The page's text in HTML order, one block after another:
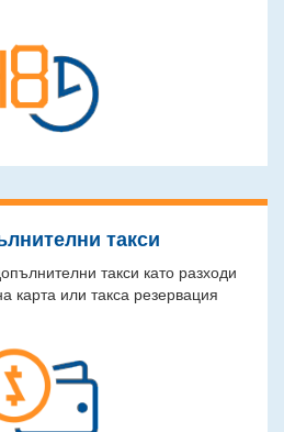
такси
такси като разходи
карта или такса резервация